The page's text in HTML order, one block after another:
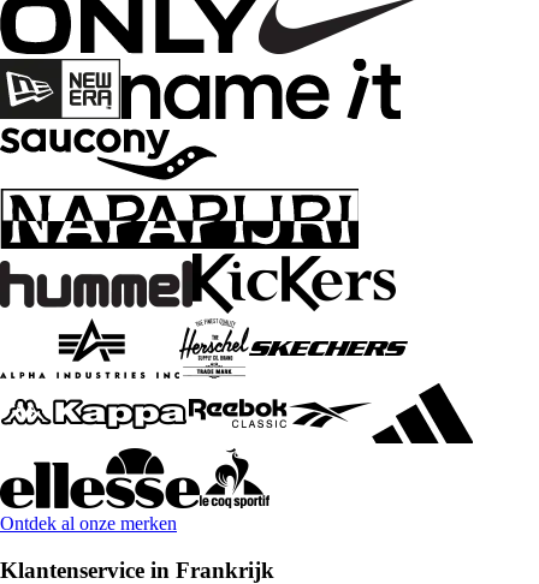
Ontdek al onze merken
Klantenservice in Frankrijk